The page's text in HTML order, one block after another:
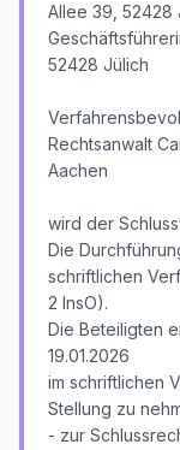
Allee 39, 52428
52428 Jülich
Rechtsanwalt
Aachen
wird der
Die
schriftlichen
2 InsO).
Die Beteiligten
19.01.2026
im schriftlichen
Stellung zu
- zur